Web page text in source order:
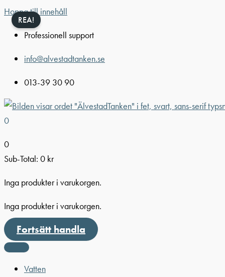
Hoppa till innehåll
Professionell support
info@alvestadtanken.se
013-39 30 90
0
0
Sub-Total: 0 kr
Inga produkter i varukorgen.
Inga produkter i varukorgen.
Fortsätt handla
Vatten
REA!